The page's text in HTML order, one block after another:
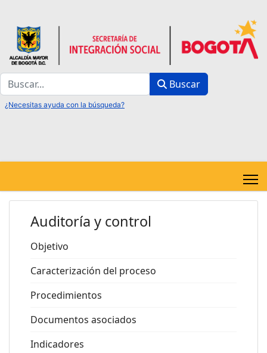
Buscar Buscar
Auditoría y control
Objetivo
Caracterización del proceso
Procedimientos
Documentos asociados
Indicadores